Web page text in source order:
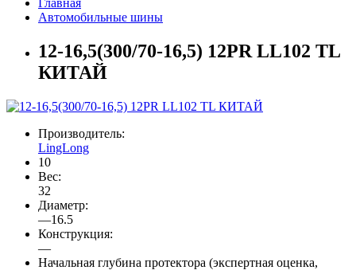
Главная
Автомобильные шины
12-16,5(300/70-16,5) 12PR LL102 TL
КИТАЙ
Производитель:
LingLong
10
Вес:
32
Диаметр:
—16.5
Конструкция:
—
Начальная глубина протектора (экспертная оценка,